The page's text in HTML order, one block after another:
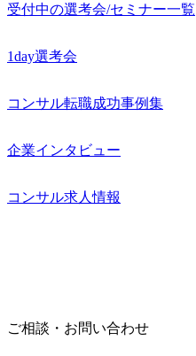
受付中の選考会/セミナー一覧
1day選考会
コンサル転職成功事例集
企業インタビュー
コンサル求人情報
ご相談・お問い合わせ